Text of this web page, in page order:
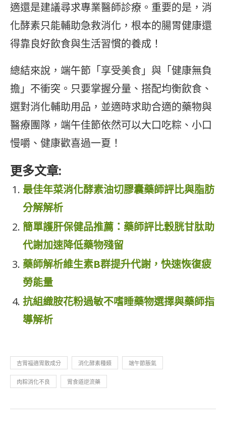
適還是建議尋求專業醫師診療。重要的是，消
化酵素只能輔助急救消化，根本的腸胃健康還
得靠良好飲食與生活習慣的養成！
總結來說，端午節「享受美食」與「健康無負
擔」不衝突。只要掌握分量、搭配均衡飲食、
選對消化輔助用品，並適時求助合適的藥物與
醫療團隊，端午佳節依然可以大口吃粽、小口
慢嚼、健康歡喜過一夏！
更多文章:
最佳年菜消化酵素油切膠囊藥師評比與脂肪
分解解析
簡單護肝保健品推薦：藥師評比穀胱甘肽助
代謝加速降低藥物殘留
藥師解析維生素B群提升代謝，快速恢復疲
勞能量
抗組織胺花粉過敏不嗜睡藥物選擇與藥師指
導解析
吉胃福適胃散成分 消化酵素種類 端午節脹氣
肉粽消化不良 胃食道逆流藥